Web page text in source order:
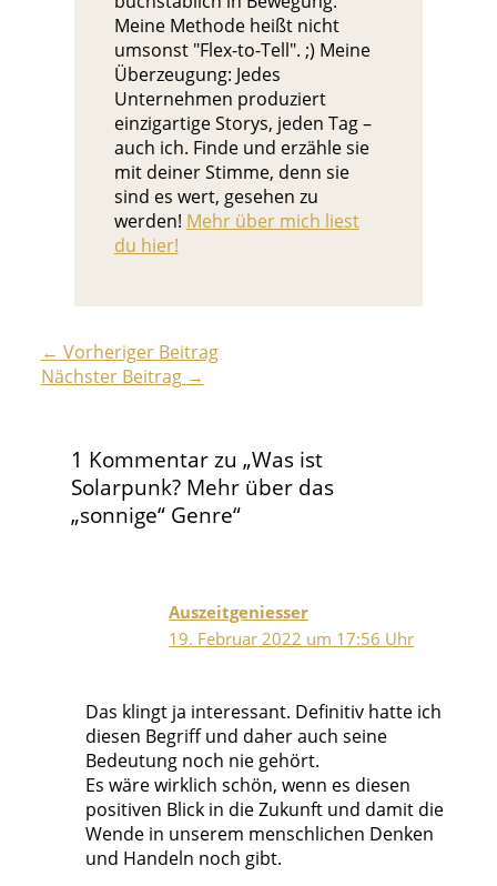
Meine Methode heißt nicht
umsonst "Flex-to-Tell". ;) Meine
Überzeugung: Jedes
Unternehmen produziert
einzigartige Storys, jeden Tag –
auch ich. Finde und erzähle sie
mit deiner Stimme, denn sie
sind es wert, gesehen zu
werden! Mehr über mich liest
du hier!
← Vorheriger Beitrag
Nächster Beitrag →
1 Kommentar zu „Was ist
Solarpunk? Mehr über das
„sonnige“ Genre“
Auszeitgeniesser
19. Februar 2022 um 17:56 Uhr
Das klingt ja interessant. Definitiv hatte ich
diesen Begriff und daher auch seine
Bedeutung noch nie gehört.
Es wäre wirklich schön, wenn es diesen
positiven Blick in die Zukunft und damit die
Wende in unserem menschlichen Denken
und Handeln noch gibt.